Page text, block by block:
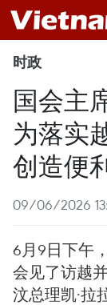
时政
国会主
为落实
创造便
09/06/2026
6月9日下午
会见了访越
汶总理凯·拉